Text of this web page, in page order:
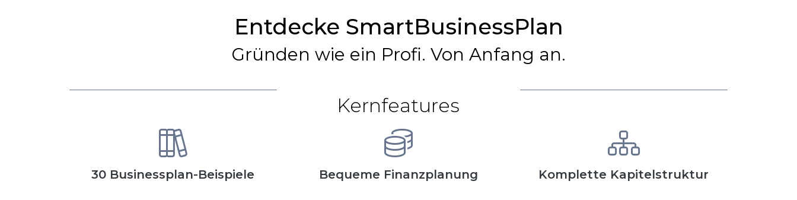
Entdecke SmartBusinessPlan
Gründen wie ein Profi. Von Anfang an.
Kernfeatures
30 Businessplan-Beispiele Bequeme Finanzplanung Komplette Kapitelstruktur